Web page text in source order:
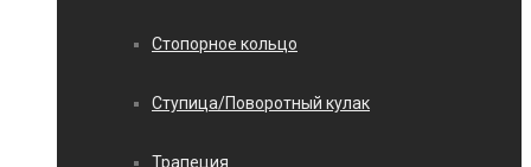
Стопорное кольцо
Ступица/Поворотный кулак
Трапеция